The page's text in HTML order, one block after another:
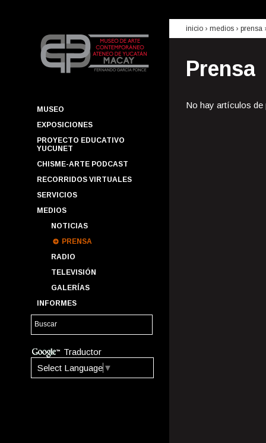
MUSEO
EXPOSICIONES
PROYECTO EDUCATIVO
YUCUNET
CHISME-ARTE PODCAST
RECORRIDOS VIRTUALES
SERVICIOS
MEDIOS
NOTICIAS
PRENSA
RADIO
TELEVISIÓN
GALERÍAS
INFORMES
Traductor
Select Language ▼
inicio › medios › prensa
Prensa
No hay artículos de